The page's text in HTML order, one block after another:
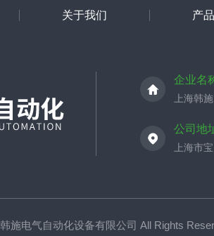
关于我们 产
企业名
上海韩
公司地
上海市
施电气自动化设备有限公司 All Rights